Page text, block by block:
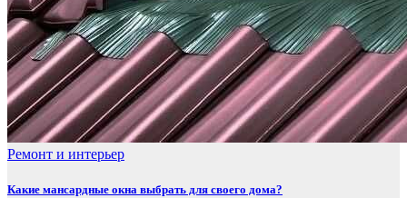
Ремонт и интерьер
Какие мансардные окна выбрать для своего дома?